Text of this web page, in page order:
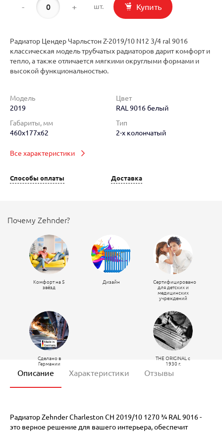
- + шт. Купить
Радиатор Цендер Чарльстон Z-2019/10 N12 3/4 ral 9016
классическая модель трубчатых радиаторов дарит комфорт и
тепло, а также отличается мягкими округлыми формами и
высокой функциональностью.
Модель
2019
Цвет
RAL 9016 белый
Габариты, мм
460x177x62
Тип
2-х колончатый
Все характеристики
Способы оплаты Доставка
Почему Zehnder?
Комфорт на 5
звёзд
Дизайн
Сертифицировано
для детских и
медицинских
учреждений
Сделано в
Германии
THE ORIGINAL c
1930 г.
Описание Характеристики Отзывы
Радиатор Zehnder Charleston CH 2019/10 1270 ¾ RAL 9016 -
это верное решение для вашего интерьера, обеспечит